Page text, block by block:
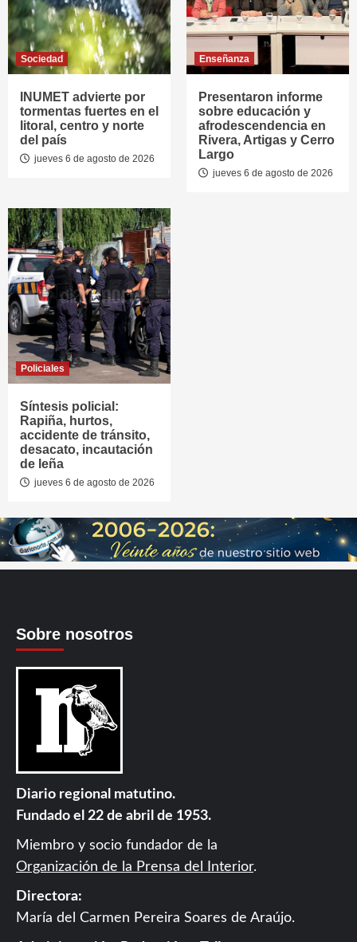
Sociedad
INUMET advierte por
tormentas fuertes en el
litoral, centro y norte
del país
jueves 6 de agosto de 2026
Enseñanza
Presentaron informe
sobre educación y
afrodescendencia en
Rivera, Artigas y Cerro
Largo
jueves 6 de agosto de 2026
Policiales
Síntesis policial:
Rapiña, hurtos,
accidente de tránsito,
desacato, incautación
de leña
jueves 6 de agosto de 2026
Sobre nosotros
Diario regional matutino.
Fundado el 22 de abril de 1953.
Miembro y socio fundador de la
Organización de la Prensa del Interior.
Directora:
María del Carmen Pereira Soares de Araújo.